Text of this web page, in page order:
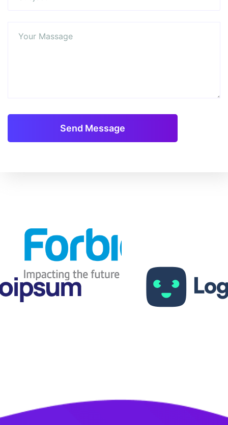
Send Message